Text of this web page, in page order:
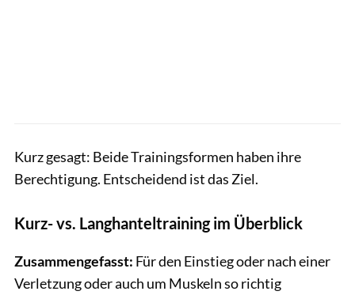
Kurz gesagt: Beide Trainingsformen haben ihre
Berechtigung. Entscheidend ist das Ziel.
Kurz- vs. Langhanteltraining im Überblick
Zusammengefasst: Für den Einstieg oder nach einer
Verletzung oder auch um Muskeln so richtig